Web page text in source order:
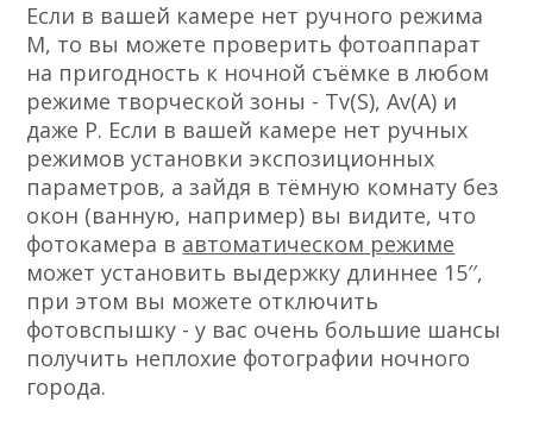
Если в вашей камере нет ручного режима
М, то вы можете проверить фотоаппарат
на пригодность к ночной съёмке в любом
режиме творческой зоны - Tv(S), Av(A) и
даже Р. Если в вашей камере нет ручных
режимов установки экспозиционных
параметров, а зайдя в тёмную комнату без
окон (ванную, например) вы видите, что
фотокамера в автоматическом режиме
может установить выдержку длиннее 15′′,
при этом вы можете отключить
фотовспышку - у вас очень большие шансы
получить неплохие фотографии ночного
города.